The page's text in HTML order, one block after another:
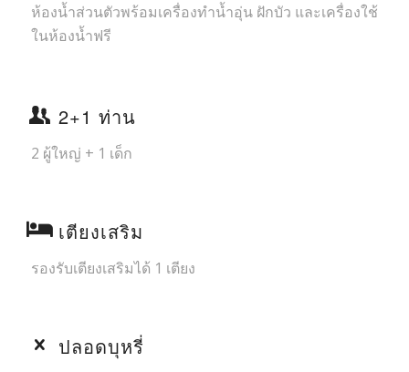
ห้องน้ำส่วนตัวพร้อมเครื่องทำน้ำอุ่น ฝักบัว และเครื่องใช้
ในห้องน้ำฟรี
2+1 ท่าน
2 ผู้ใหญ่ + 1 เด็ก
เตียงเสริม
รองรับเตียงเสริมได้ 1 เตียง
ปลอดบุหรี่